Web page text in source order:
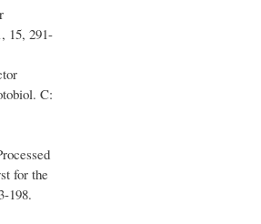
15, 291-
C:
for the
198.